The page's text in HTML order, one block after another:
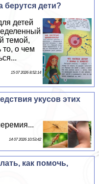
берутся дети?
детей
темой,
то, о чем
15 07 2026 8:52:14
укусов этих
14 07 2026 10:53:42
как помочь,